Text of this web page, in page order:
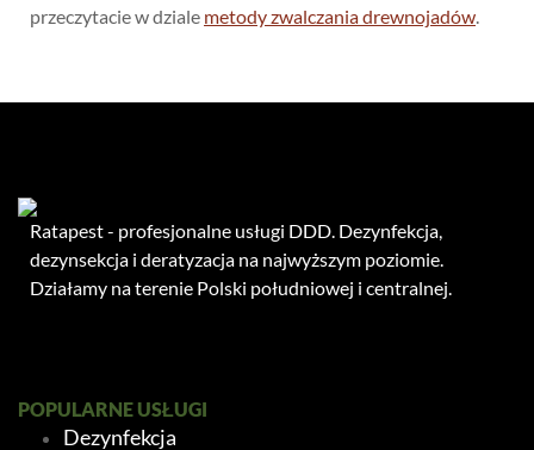
przeczytacie w dziale metody zwalczania drewnojadów.
Ratapest - profesjonalne usługi DDD. Dezynfekcja,
dezynsekcja i deratyzacja na najwyższym poziomie.
Działamy na terenie Polski południowej i centralnej.
POPULARNE USŁUGI
Dezynfekcja